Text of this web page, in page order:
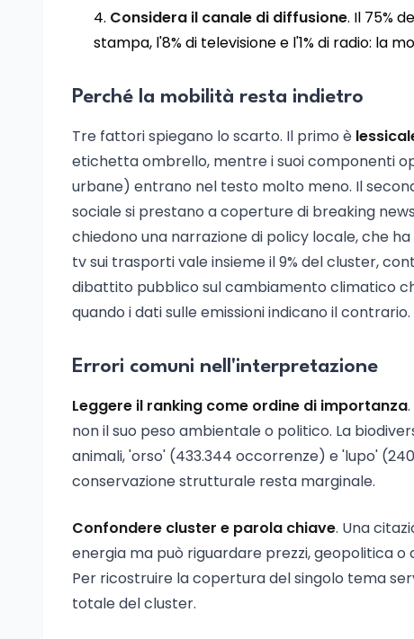
Considera il canale di diffusione. Il 75%
stampa, l'8% di televisione e l'1% di radio: la
Perché la mobilità resta indietro
Tre fattori spiegano lo scarto. Il primo è
etichetta ombrello, mentre i suoi componenti
urbane) entrano nel testo molto meno. Il
sociale si prestano a coperture di breaking
chiedono una narrazione di policy locale, che
tv sui trasporti vale insieme il 9% del cluster,
dibattito pubblico sul cambiamento climatico
quando i dati sulle emissioni indicano il contrario.
Errori comuni nell'interpretazione
Leggere il ranking come ordine di importanza
non il suo peso ambientale o politico. La
animali, 'orso' (433.344 occorrenze) e 'lupo'
conservazione strutturale resta marginale.
Confondere cluster e parola chiave. Una
energia ma può riguardare prezzi, geopolitica
Per ricostruire la copertura del singolo tema
totale del cluster.